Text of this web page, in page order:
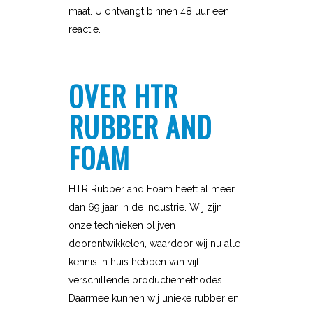
maat. U ontvangt binnen 48 uur een
reactie.
OVER HTR
RUBBER AND
FOAM
HTR Rubber and Foam heeft al meer
dan 69 jaar in de industrie. Wij zijn
onze technieken blijven
doorontwikkelen, waardoor wij nu alle
kennis in huis hebben van vijf
verschillende productiemethodes.
Daarmee kunnen wij unieke rubber en